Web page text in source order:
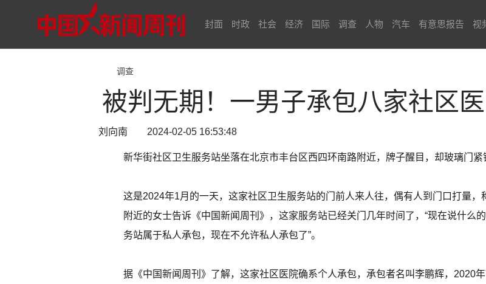
封面 时政 社会 经济 国际 调查 人物 汽车 有意思报告 视
调查
被判无期！一男子承包八家社区
刘向南 2024-02-05 16:53:48
新华街社区卫生服务站坐落在北京市丰台区西四环南路附近，牌子醒目，却玻璃门紧
这是2024年1月的一天，这家社区卫生服务站的门前人来人往，偶有人到门口打量
附近的女士告诉《中国新闻周刊》，这家服务站已经关门几年时间了，“现在说什么
务站属于私人承包，现在不允许私人承包了”。
据《中国新闻周刊》了解，这家社区医院确系个人承包，承包者名叫李鹏辉，2020